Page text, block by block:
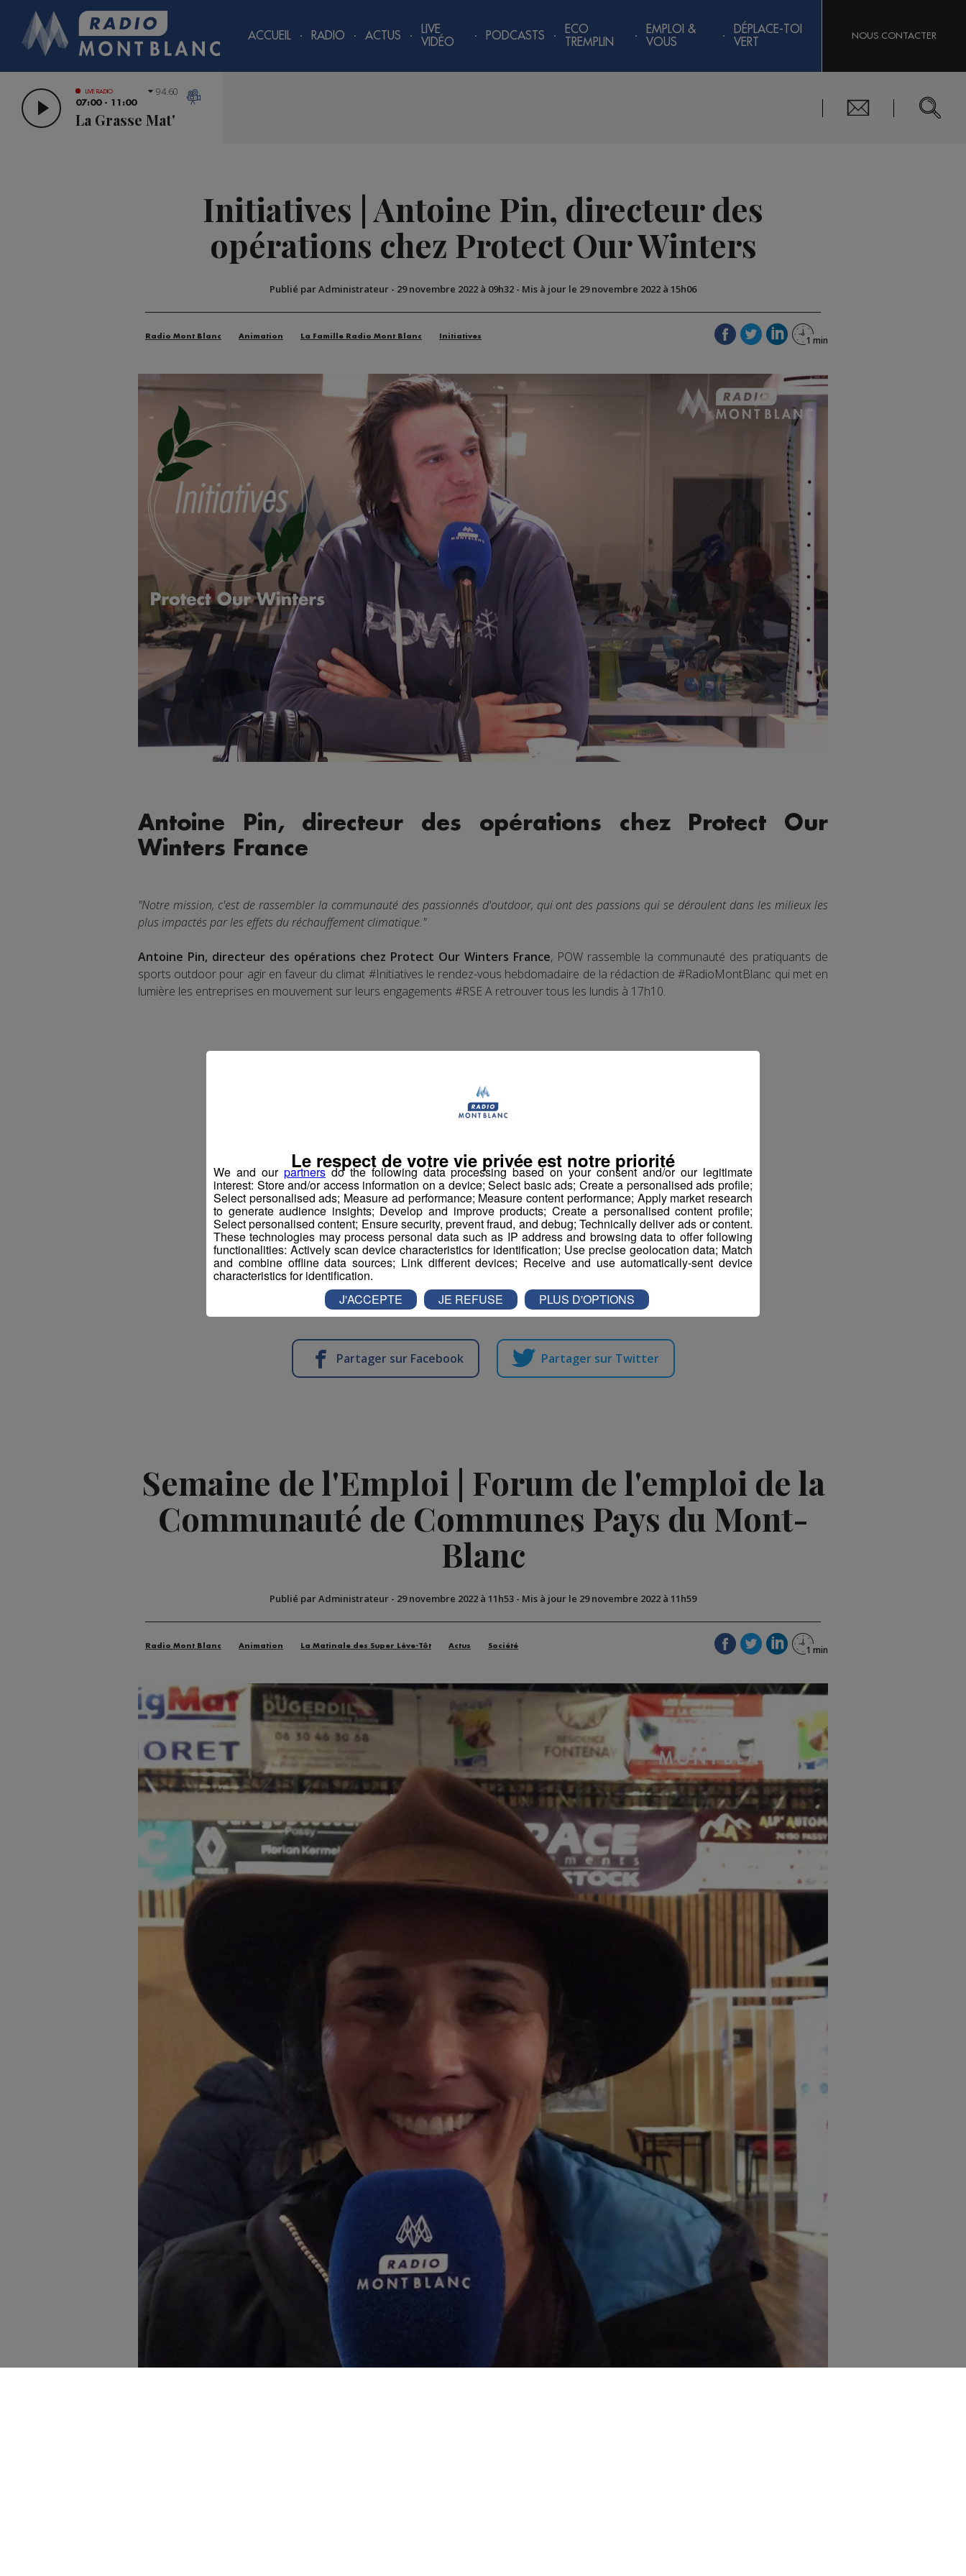
ACCUEIL RADIO ACTUS
LIVE
VIDÉO
PODCASTS
ECO
TREMPLIN
EMPLOI &
VOUS
DÉPLACE-TOI
VERT
NOUS CONTACTER
LIVE RADIO
07:00 - 11:00
La Grasse Mat'
94.60
Initiatives | Antoine Pin, directeur des
opérations chez Protect Our Winters
Publié par Administrateur - 29 novembre 2022 à 09h32 - Mis à jour le 29 novembre 2022 à 15h06
Radio Mont Blanc Animation La Famille Radio Mont Blanc Initiatives
Antoine Pin, directeur des opérations chez Protect Our
Winters France
"Notre mission, c'est de rassembler la communauté des passionnés d'outdoor, qui ont des passions qui se déroulent dans les milieux les
plus impactés par les effets du réchauffement climatique."
Antoine Pin, directeur des opérations chez Protect Our Winters France, POW rassemble la communauté des pratiquants de
sports outdoor pour agir en faveur du climat #Initiatives le rendez-vous hebdomadaire de la rédaction de #RadioMontBlanc qui met en
lumière les entreprises en mouvement sur leurs engagements #RSE A retrouver tous les lundis à 17h10.
Partager sur Facebook Partager sur Twitter
Semaine de l'Emploi | Forum de l'emploi de la
Communauté de Communes Pays du Mont-
Blanc
Publié par Administrateur - 29 novembre 2022 à 11h53 - Mis à jour le 29 novembre 2022 à 11h59
Radio Mont Blanc Animation La Matinale des Super Lève-Tôt Actus Société
We and our partnersdo the following data processing based on your consent and/or our legitimate
interest: Store and/or access information on a device; Select basic ads; Create a personalised ads profile;
Select personalised ads; Measure ad performance; Measure content performance; Apply market research
to generate audience insights; Develop and improve products; Create a personalised content profile;
Select personalised content; Ensure security, prevent fraud, and debug; Technically deliver ads or content.
These technologies may process personal data such as IP address and browsing data to offer following
functionalities: Actively scan device characteristics for identification; Use precise geolocation data; Match
and combine offline data sources; Link different devices; Receive and use automatically-sent device
characteristics for identification.
Le respect de votre vie privée est notre priorité
J'ACCEPTE JE REFUSE PLUS D'OPTIONS